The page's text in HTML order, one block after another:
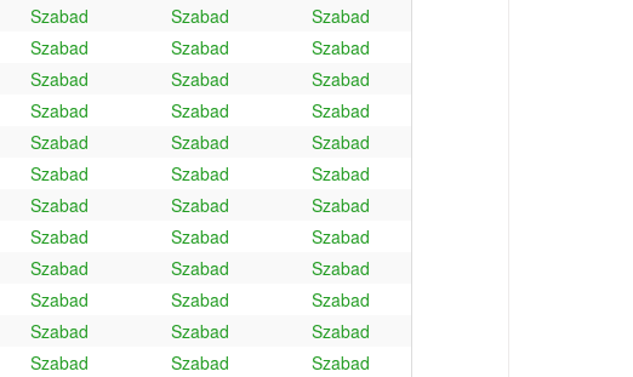
Szabad Szabad
Szabad
Szabad Szabad
Szabad
Szabad Szabad
Szabad
Szabad Szabad
Szabad
Szabad Szabad
Szabad
Szabad Szabad
Szabad
Szabad Szabad
Szabad
Szabad Szabad
Szabad
Szabad Szabad
Szabad
Szabad Szabad
Szabad
Szabad Szabad
Szabad
Szabad Szabad Szabad